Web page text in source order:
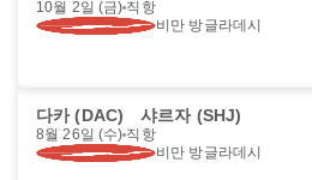
10월 2일 (금) 직항
비만 방글라데시
다카 (DAC) 샤르자 (SHJ)
8월 26일 (수) 직항
비만 방글라데시